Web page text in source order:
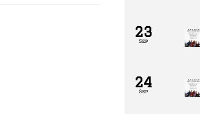
23
Sep
24
Sep